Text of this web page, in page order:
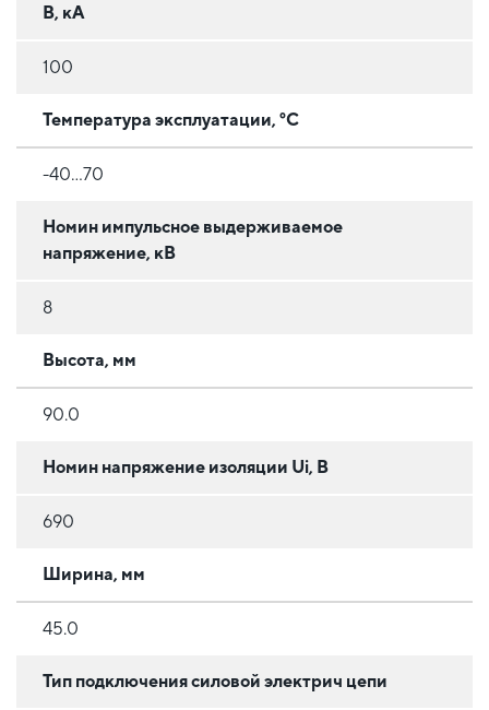
В, кА
100
Температура эксплуатации, °C
-40…70
Номин импульсное выдерживаемое
напряжение, кВ
8
Высота, мм
90.0
Номин напряжение изоляции Ui, В
690
Ширина, мм
45.0
Тип подключения силовой электрич цепи